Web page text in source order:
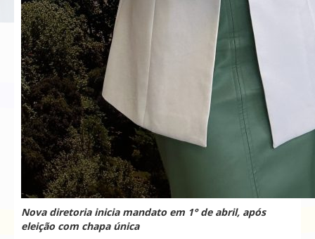
Nova diretoria inicia mandato em 1° de abril, após
eleição com chapa única